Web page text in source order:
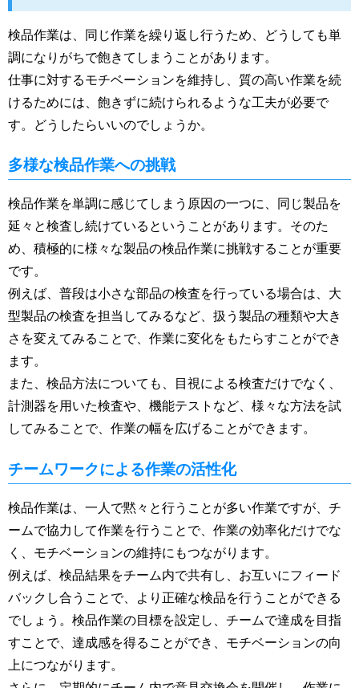
検品作業は、同じ作業を繰り返し行うため、どうしても単
調になりがちで飽きてしまうことがあります。
仕事に対するモチベーションを維持し、質の高い作業を続
けるためには、飽きずに続けられるような工夫が必要で
す。どうしたらいいのでしょうか。
多様な検品作業への挑戦
検品作業を単調に感じてしまう原因の一つに、同じ製品を
延々と検査し続けているということがあります。そのた
め、積極的に様々な製品の検品作業に挑戦することが重要
です。
例えば、普段は小さな部品の検査を行っている場合は、大
型製品の検査を担当してみるなど、扱う製品の種類や大き
さを変えてみることで、作業に変化をもたらすことができ
ます。
また、検品方法についても、目視による検査だけでなく、
計測器を用いた検査や、機能テストなど、様々な方法を試
してみることで、作業の幅を広げることができます。
チームワークによる作業の活性化
検品作業は、一人で黙々と行うことが多い作業ですが、チ
ームで協力して作業を行うことで、作業の効率化だけでな
く、モチベーションの維持にもつながります。
例えば、検品結果をチーム内で共有し、お互いにフィード
バックし合うことで、より正確な検品を行うことができる
でしょう。検品作業の目標を設定し、チームで達成を目指
すことで、達成感を得ることができ、モチベーションの向
上につながります。